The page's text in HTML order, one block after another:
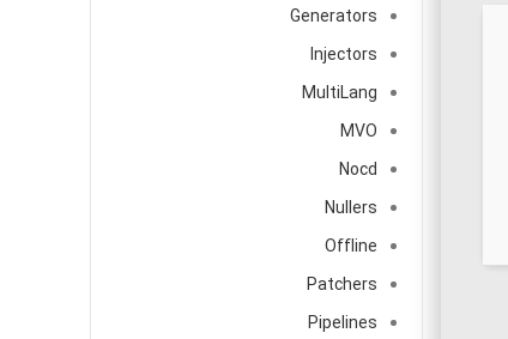
Generators
Injectors
MultiLang
MVO
Nocd
Nullers
Offline
Patchers
Pipelines